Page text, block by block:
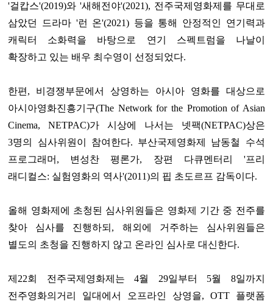
'걸캅스'(2019)와 '새해전야'(2021), 전주국제영화제를 무대로
삼았던 드라마 '런 온'(2021) 등을 통해 안정적인 연기력과
캐릭터 소화력을 바탕으로 연기 스펙트럼을 나날이
확장하고 있는 배우 최수영이 선정되었다.
한편, 비경쟁부문에서 상영하는 아시아 영화를 대상으로
아시아영화진흥기구(The Network for the Promotion of Asian
Cinema, NETPAC)가 시상에 나서는 넷팩(NETPAC)상은
3명의 심사위원이 참여한다. 부산국제영화제 남동철 수석
프로그래머, 변성찬 평론가, 장편 다큐멘터리 '프리
래디컬스: 실험영화의 역사'(2011)의 핍 초도르프 감독이다.
올해 영화제에 초청된 심사위원들은 영화제 기간 중 전주를
찾아 심사를 진행하되, 해외에 거주하는 심사위원들은
별도의 초청을 진행하지 않고 온라인 심사로 대신한다.
제22회 전주국제영화제는 4월 29일부터 5월 8일까지
전주영화의거리 일대에서 오프라인 상영을, OTT 플랫폼